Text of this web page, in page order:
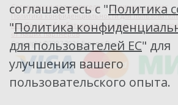
Соглашение пользователя
Политика cookies
Политика конфиденциальности для
Как Google обрабатывает информацию о
от наших партнеров
Copyright ©2007-2026 Espana Rusa
соглашаетесь с "Политика
"Политика
для пользователей ЕС" для
улучшения вашего
пользовательского опыта.